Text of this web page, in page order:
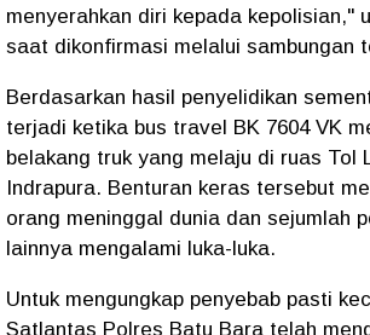
menyerahkan diri kepada kepolisian,"
saat dikonfirmasi melalui sambungan
Berdasarkan hasil penyelidikan
terjadi ketika bus travel BK 7604 VK
belakang truk yang melaju di ruas Tol
Indrapura. Benturan keras tersebut
orang meninggal dunia dan sejumlah
lainnya mengalami luka-luka.
Untuk mengungkap penyebab pasti
Satlantas Polres Batu Bara telah